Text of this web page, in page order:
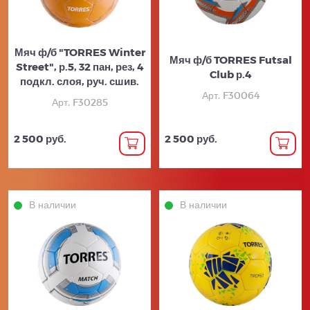
Мяч ф/б "TORRES Winter
Street", р.5, 32 пан, рез, 4
подкл. слоя, руч. сшив.
Арт. F30285
2 500 руб.
Мяч ф/б TORRES Futsal
Club р.4
Арт. F30064
2 500 руб.
В наличии В наличии